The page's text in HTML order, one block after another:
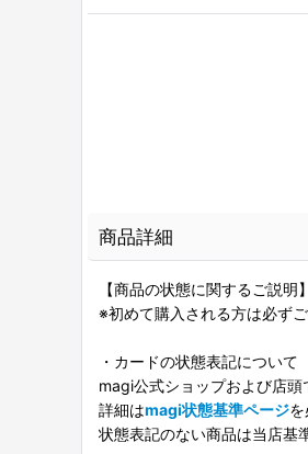
商品詳細
【商品の状態に関するご説明】
※初めて購入される方は必ずご
・カードの状態表記について
magi公式ショップおよび店頭
詳細はmagi状態基準ページを
状態表記のない商品は当店基